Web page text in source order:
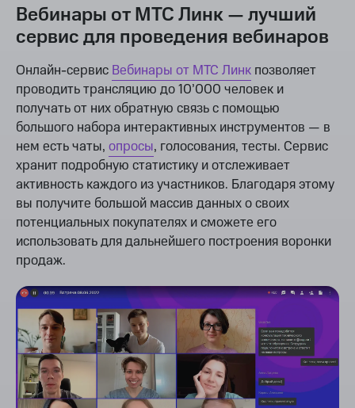
Вебинары от МТС Линк — лучший
сервис для проведения вебинаров
Онлайн-сервис Вебинары от МТС Линк позволяет
проводить трансляцию до 10’000 человек и
получать от них обратную связь с помощью
большого набора интерактивных инструментов — в
нем есть чаты, опросы, голосования, тесты. Сервис
хранит подробную статистику и отслеживает
активность каждого из участников. Благодаря этому
вы получите большой массив данных о своих
потенциальных покупателях и сможете его
использовать для дальнейшего построения воронки
продаж.